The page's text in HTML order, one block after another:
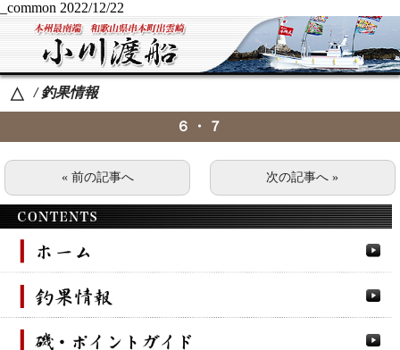
_common 2022/12/22
△ / 釣果情報
６・７
« 前の記事へ 次の記事へ »